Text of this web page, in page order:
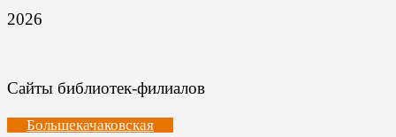
2026
Сайты библиотек-филиалов
Большекачаковская